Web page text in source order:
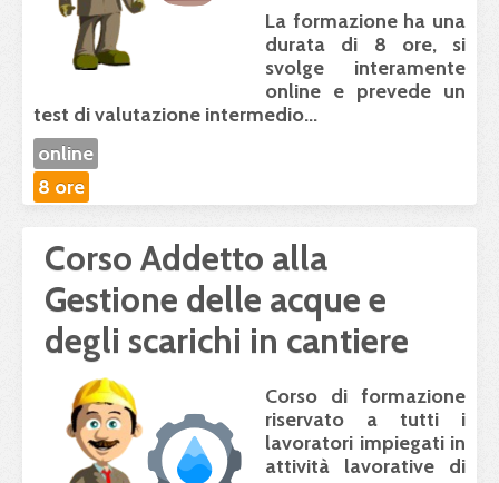
La formazione ha una
durata di 8 ore, si
svolge interamente
online e prevede un
test di valutazione intermedio...
online
8 ore
Corso Addetto alla
Gestione delle acque e
degli scarichi in cantiere
Corso di formazione
riservato a tutti i
lavoratori impiegati in
attività lavorative di